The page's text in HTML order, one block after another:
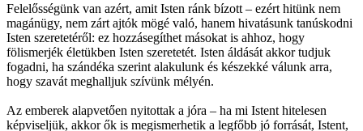
Felelősségünk van azért, amit Isten ránk bízott – ezért hitünk nem
magánügy, nem zárt ajtók mögé való, hanem hivatásunk tanúskodni
Isten szeretetéről: ez hozzásegíthet másokat is ahhoz, hogy
fölismerjék életükben Isten szeretetét. Isten áldását akkor tudjuk
fogadni, ha szándéka szerint alakulunk és készekké válunk arra,
hogy szavát meghalljuk szívünk mélyén.
Az emberek alapvetően nyitottak a jóra – ha mi Istent hitelesen
képviseljük, akkor ők is megismerhetik a legfőbb jó forrását, Istent,